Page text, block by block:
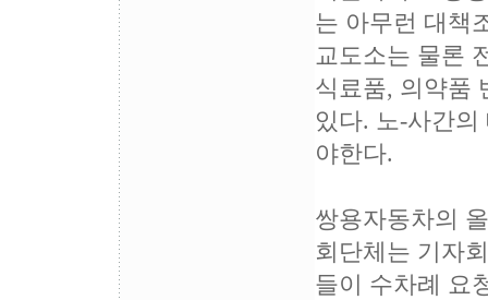
는 아무런 대책
교도소는 물론
식료품, 의약품
있다. 노-사간
야한다.
쌍용자동차의
회단체는 기자
들이 수차례 요